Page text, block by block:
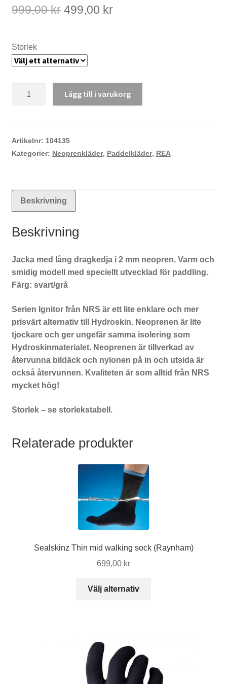
999,00kr Det
999,00 kr.
499,00 krDet
Storlek
mängd
Lägg till i varukorg
Artikelnr: 104135
Kategorier: Neoprenkläder, Paddelkläder, REA
Beskrivning
Beskrivning
Jacka med lång dragkedja i 2 mm neopren. Varm och
smidig modell med speciellt utvecklad för paddling.
Färg: svart/grå
Serien Ignitor från NRS är ett lite enklare och mer
prisvärt alternativ till Hydroskin. Neoprenen är lite
tjockare och ger ungefär samma isolering som
Hydroskinmaterialet. Neoprenen är tillverkad av
återvunna bildäck och nylonen på in och utsida är
också återvunnen. Kvaliteten är som alltid från NRS
mycket hög!
Storlek – se storlekstabell.
Relaterade produkter
Sealskinz Thin mid walking sock (Raynham)
699,00 kr
Välj alternativ
olika